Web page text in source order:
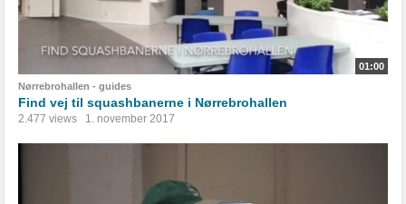
01:00
Nørrebrohallen - guides
Find vej til squashbanerne i Nørrebrohallen
2.477 views 1. november 2017